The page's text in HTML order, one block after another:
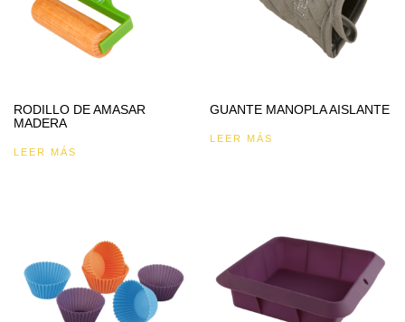
RODILLO DE AMASAR
MADERA
LEER MÁS
GUANTE MANOPLA AISLANTE
LEER MÁS